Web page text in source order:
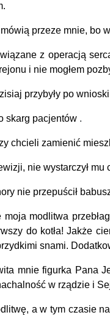
przeze mnie, bo
z operacją
i nie mogłem
przybyły po
skarg pacjentów .
chcieli zamienić
nie wystarczył mu
nie przepuścił
modlitwa
do kotła!Jakże
snami.
mnie figurka Pana
w rządzie i
a w tym czasie